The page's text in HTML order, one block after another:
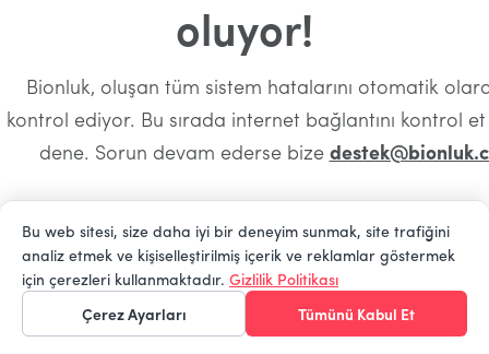
oluyor!
Bionluk, oluşan tüm sistem hatalarını otomatik
kontrol ediyor. Bu sırada internet bağlantını kontrol
dene. Sorun devam ederse bize
Ana Sayfaya Dön
Bu web sitesi, size daha iyi bir deneyim sunmak, site trafiğini
analiz etmek ve kişiselleştirilmiş içerik ve reklamlar göstermek
için çerezleri kullanmaktadır. Gizlilik Politikası
Çerez Ayarları
Tümünü Kabul Et